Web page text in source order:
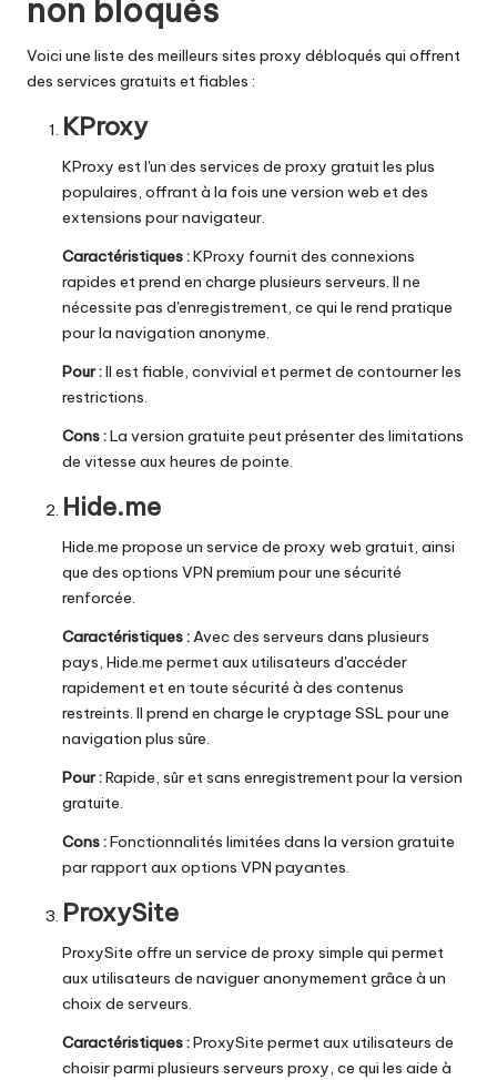
non bloqués
Voici une liste des meilleurs sites proxy débloqués qui offrent
des services gratuits et fiables :
KProxy
KProxy est l'un des services de proxy gratuit les plus
populaires, offrant à la fois une version web et des
extensions pour navigateur.
Caractéristiques :KProxy fournit des connexions
rapides et prend en charge plusieurs serveurs. Il ne
nécessite pas d'enregistrement, ce qui le rend pratique
pour la navigation anonyme.
Pour :Il est fiable, convivial et permet de contourner les
restrictions.
Cons :La version gratuite peut présenter des limitations
de vitesse aux heures de pointe.
Hide.me
Hide.me propose un service de proxy web gratuit, ainsi
que des options VPN premium pour une sécurité
renforcée.
Caractéristiques :Avec des serveurs dans plusieurs
pays, Hide.me permet aux utilisateurs d'accéder
rapidement et en toute sécurité à des contenus
restreints. Il prend en charge le cryptage SSL pour une
navigation plus sûre.
Pour :Rapide, sûr et sans enregistrement pour la version
gratuite.
Cons :Fonctionnalités limitées dans la version gratuite
par rapport aux options VPN payantes.
ProxySite
ProxySite offre un service de proxy simple qui permet
aux utilisateurs de naviguer anonymement grâce à un
choix de serveurs.
Caractéristiques :ProxySite permet aux utilisateurs de
choisir parmi plusieurs serveurs proxy, ce qui les aide à